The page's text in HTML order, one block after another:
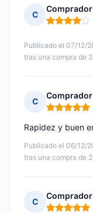
C
Nota: 4 de 5
Publicado el 07/12/
tras una compra de
C
Nota: 5 de 5
Publicado el 06/12/
tras una compra de
Rapidez y buen
C